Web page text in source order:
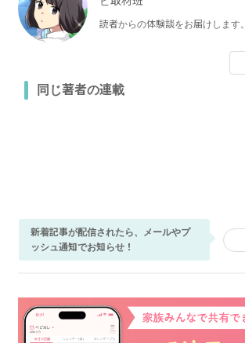
読者からの体験談をお届けします。
同じ著者の連載
新着記事が配信されたら、メールやプ
ッシュ通知でお知らせ！